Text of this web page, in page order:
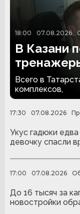
18:00 07.08.2026
В Казани
людей с
Всего в
комплексов,
17:30 07.08.2026
Укус гадюки
девочку спасли
17:00 07.08.2026
До 16 тысяч за
новостройки